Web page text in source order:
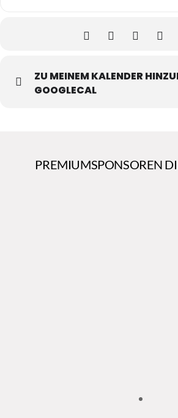
ZU MEINEM KALENDER
GOOGLECAL
PREMIUMSPONSOREN